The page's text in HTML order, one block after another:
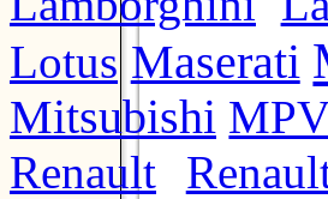
Lotus Maserati
Mitsubishi
Renault